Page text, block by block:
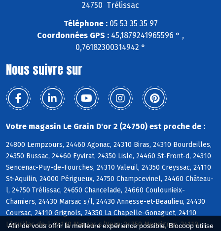
Afin de vous offrir la meilleure expérience possible, Biocoop utilise
24750 Trélissac
Téléphone :05 53 35 35 97
Coordonnées GPS : 45,1879241965596 ° ,
0,76182300314942 °
Nous suivre sur
Votre magasin Le Grain D'or 2 (24750) est proche de :
24800 Lempzours, 24460 Agonac, 24310 Biras, 24310 Bourdeilles,
24350 Bussac, 24460 Eyvirat, 24350 Lisle, 24460 St-Front-d, 24310
Sencenac-Puy-de-Fourches, 24310 Valeuil, 24350 Creyssac, 24110
St-Aquilin, 24000 Périgueux, 24750 Champcevinel, 24460 Château-
l, 24750 Trélissac, 24650 Chancelade, 24660 Coulounieix-
Chamiers, 24430 Marsac s/l, 24430 Annesse-et-Beaulieu, 24430
Coursac, 24110 Grignols, 24350 La Chapelle-Gonaguet, 24110
Léguillac-de-l, 24110 Manzac s/Vern, 24350 Mensignac, 24110